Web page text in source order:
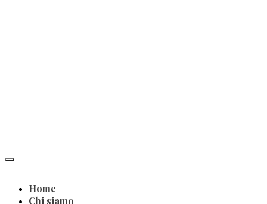
Home
Chi siamo